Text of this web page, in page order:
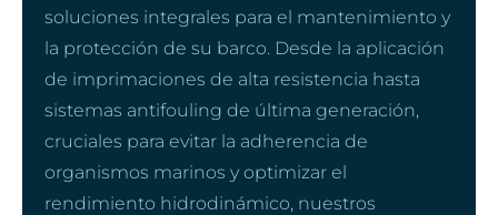
soluciones integrales para el mantenimiento y
la protección de su barco. Desde la aplicación
de imprimaciones de alta resistencia hasta
sistemas antifouling de última generación,
cruciales para evitar la adherencia de
organismos marinos y optimizar el
rendimiento hidrodinámico, nuestros